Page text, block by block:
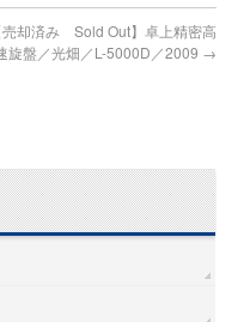
売却済み Sold Out】卓上精密高
旋盤／光畑／L-5000D／2009 →